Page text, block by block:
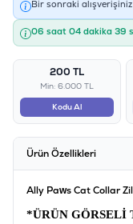
Bir sonraki
06 saat 04 dakika 39
200 TL
Min: 6.000 TL
Kodu Al
Ürün Özellikleri
Ally Paws Cat Collar
*ÜRÜN GÖRSELİ